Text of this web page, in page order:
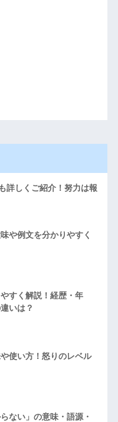
詳しくご紹介！努力は報
や例文を分かりやすく
すく解説！経歴・年
いは？
や使い方！怒りのレベル
ない」の意味・語源・